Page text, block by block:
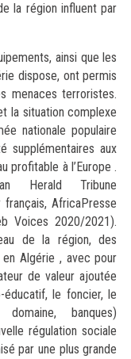
la région influent par
ainsi que les
dispose, ont permis
menaces terroristes.
la situation complexe
nationale populaire
supplémentaires aux
profitable à l’Europe .
Herald Tribune
AfricaPresse
Voices 2020/2021).
de la région, des
Algérie , avec pour
de valeur ajoutée
le foncier, le
banques)
régulation sociale
par une plus grande